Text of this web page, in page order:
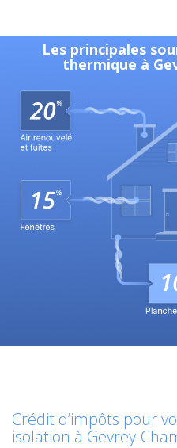
Les principales
thermique à
Crédit d’impôts pour
isolation à Gevrey-